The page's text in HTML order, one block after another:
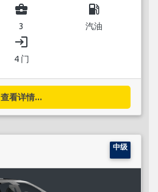
business_center
3
local_gas_station
汽油
login
4 门
查看详情...
中级